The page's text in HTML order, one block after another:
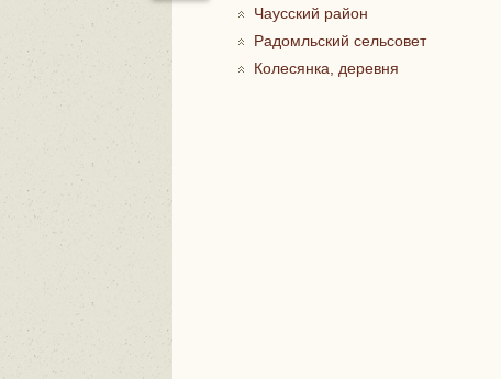
Чаусский район
Радомльский сельсовет
Колесянка, деревня